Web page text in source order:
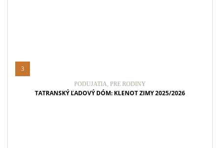
3
PODUJATIA, PRE RODINY
TATRANSKÝ ĽADOVÝ DÓM: KLENOT ZIMY 2025/2026